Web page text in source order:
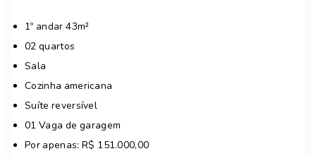
1º andar 43m²
02 quartos
Sala
Cozinha americana
Suíte reversível
01 Vaga de garagem
Por apenas: R$ 151.000,00